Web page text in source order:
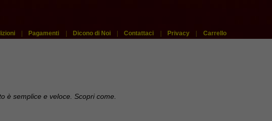
| Pagamenti | Dicono di Noi | Contattaci | Privacy | Carrello
è semplice e veloce. Scopri come.